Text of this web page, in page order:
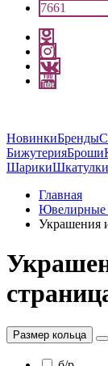
7661
НовинкиБренды
БижутерияБроши
ШарикиШкатулки
Главная
Ювелирные
Украшения
Размер кольца